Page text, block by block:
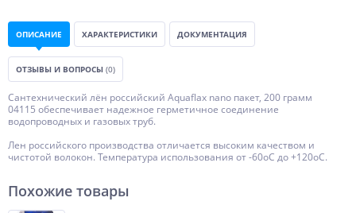
ОПИСАНИЕ ХАРАКТЕРИСТИКИ ДОКУМЕНТАЦИЯ
ОТЗЫВЫ И ВОПРОСЫ (0)
Сантехнический лён российский Aquaflax nano пакет, 200 грамм
04115 обеспечивает надежное герметичное соединение
водопроводных и газовых труб.
Лен российского производства отличается высоким качеством и
чистотой волокон. Температура использования от -60оС до +120оС.
Похожие товары